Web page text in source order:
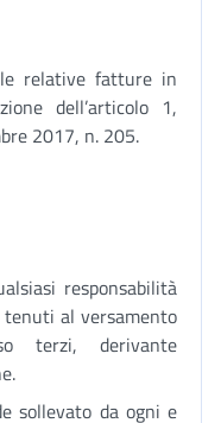
relative fatture in
dell’articolo 1,
2017, n. 205.
responsabilità
al versamento
terzi, derivante
sollevato da ogni e